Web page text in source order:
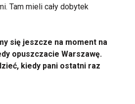
Tam mieli cały dobytek
się jeszcze na moment na
opuszczacie Warszawę.
kiedy pani ostatni raz